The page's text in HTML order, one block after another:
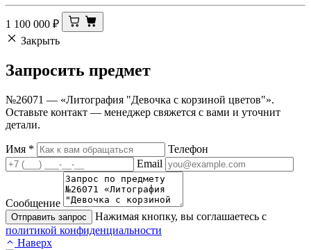
1 100 000 ₽
Закрыть
Запросить предмет
№26071 — «Литография "Девочка с корзиной цветов"».
Оставьте контакт — менеджер свяжется с вами и уточнит
детали.
Имя *
Телефон
Email
Сообщение
Отправить запрос
Нажимая кнопку, вы соглашаетесь с
политикой конфиденциальности
Наверх